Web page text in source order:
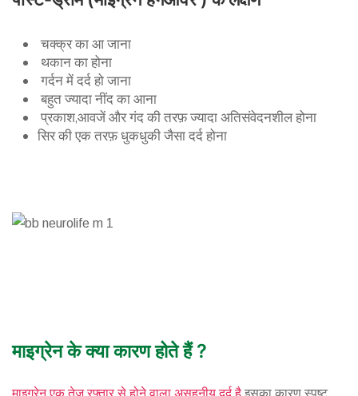
चक्क्र का आ जाना
थकान का होना
गर्दन में दर्द हो जाना
बहुत ज्यादा नींद का आना
प्रकाश,आवजें और गंद की तरफ़ ज्यादा अतिसंवेदनशील होना
सिर की एक तरफ़ धुकधुकी जैसा दर्द होना
माइग्रेन के क्या कारण होते हैं ?
माइग्रेन एक तेज रफ्तार से होने वाला असहनीय दर्द है इसका कारण स्पष्ट